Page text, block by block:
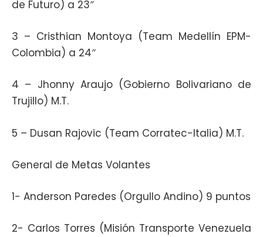
de Futuro) a 23″
3 – Cristhian Montoya (Team Medellín EPM-
Colombia) a 24″
4 – Jhonny Araujo (Gobierno Bolivariano de
Trujillo) M.T.
5 – Dusan Rajovic (Team Corratec-Italia) M.T.
General de Metas Volantes
1- Anderson Paredes (Orgullo Andino) 9 puntos
2- Carlos Torres (Misión Transporte Venezuela